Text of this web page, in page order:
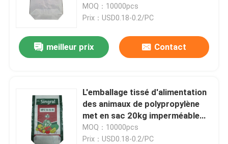
d'aliments pour animaux
MOQ：10000pcs
Prix：USD0.18-0.2/PC
meilleur prix Contact
L'emballage tissé d'alimentation
des animaux de polypropylène
met en sac 20kg imperméable
40Kg 50kg
MOQ：10000pcs
Prix：USD0.18-0.2/PC